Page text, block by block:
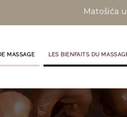
Matošića
MASSAGE LES BIENFAITS DU